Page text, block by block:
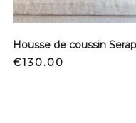
Price
€130.00